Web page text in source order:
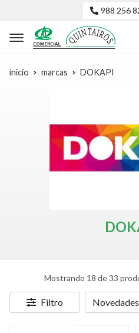
988 256
inicio marcas DOKAPI
Mostrando 18 de 33
Filtro